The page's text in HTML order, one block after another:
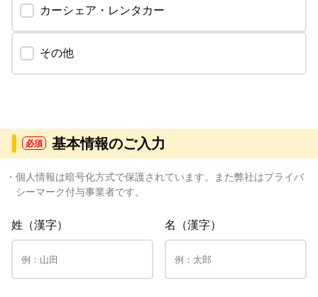
カーシェア・レンタカー
その他
必須 基本情報のご入力
・個人情報は暗号化方式で保護されています。また弊社はプライバ
シーマーク付与事業者です。
姓（漢字） 名（漢字）